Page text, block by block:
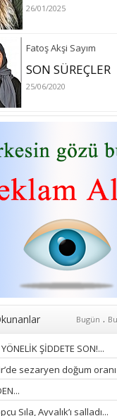
26/01/2025
Fatoş Akşi Sayım
SON SÜREÇLER
25/06/2020
özlem arslan
Hydrafacial cilt
26/07/2022
Sibel Atam
“18 Mart
Zaferi”
Anlıyoruz?
Aleyna Gürsoy
“GELİŞ VE
ARASINDA...”
07/04/2026
Fatma Zehra Köseley
MUSTAFA
KAĞNISI
Bugün .
ŞİDDETE SON!...
sezaryen doğum
Sıla, Ayvalık’ı salladı...